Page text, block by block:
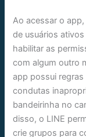
Ao acessar o
de usuários
habilitar as
com algum outro
app possui
condutas
bandeirinha no
disso, o LINE
crie grupos para